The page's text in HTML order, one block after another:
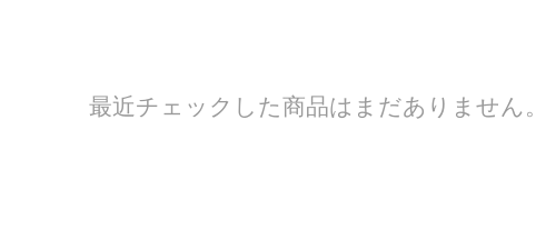
最近チェックした商品はまだありません。